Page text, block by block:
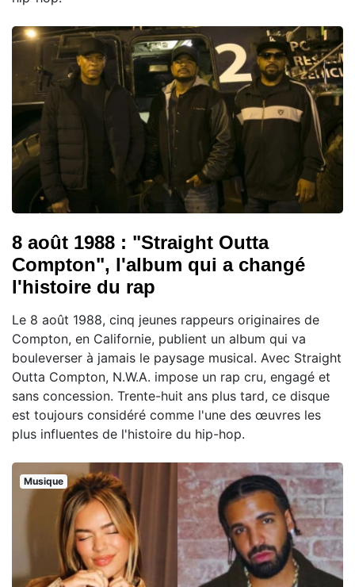
8 août 1988 : "Straight Outta
Compton", l'album qui a changé
l'histoire du rap
Le 8 août 1988, cinq jeunes rappeurs originaires de
Compton, en Californie, publient un album qui va
bouleverser à jamais le paysage musical. Avec Straight
Outta Compton, N.W.A. impose un rap cru, engagé et
sans concession. Trente-huit ans plus tard, ce disque
est toujours considéré comme l'une des œuvres les
plus influentes de l'histoire du hip-hop.
Musique